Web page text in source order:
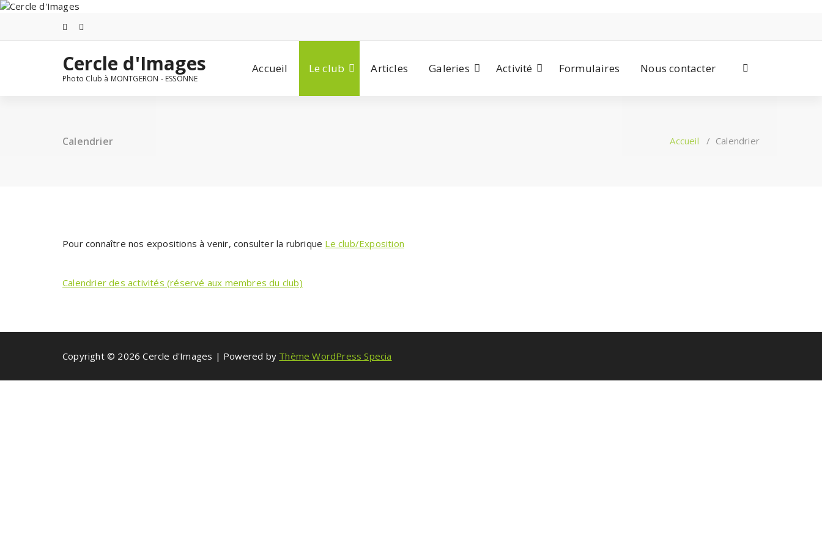
Aller
Cercle d'Images
Photo Club à MONTGERON - ESSONNE
Accueil Le club Articles Galeries Activité Formulaires Nous contacter
Calendrier Accueil / Calendrier
Pour connaître nos expositions à venir, consulter la rubrique Le club/Exposition
Calendrier des activités (réservé aux membres du club)
Copyright © 2026 Cercle d'Images | Powered by Thème WordPress Specia